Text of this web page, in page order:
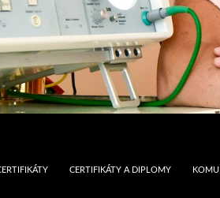
CERTIFIKÁTY A DIPLOMY